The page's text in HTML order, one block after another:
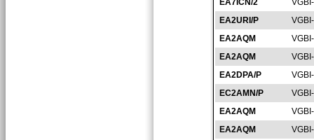
EA7ICN/2
EA2URI/P
EA2AQM
EA2AQM
EA2DPA/P
EC2AMN/P
EA2AQM
EA2AQM